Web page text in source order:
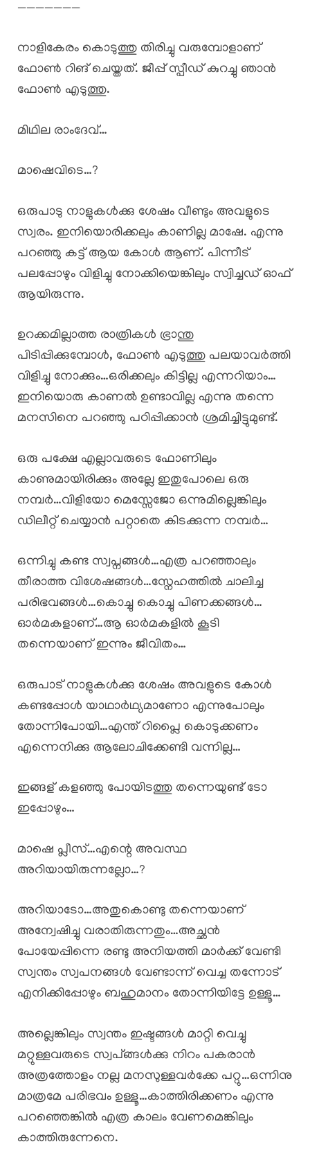
———————
നാളികേരം കൊടുത്തു തിരിച്ചു വരുമ്പോളാണ്
ഫോൺ റിങ് ചെയ്തത്. ജീപ്പ് സ്പീഡ് കുറച്ചു ഞാൻ
ഫോൺ എടുത്തു.
മിഥില രാംദേവ്…
മാഷെവിടെ…?
ഒരുപാടു നാളുകൾക്കു ശേഷം വീണ്ടും അവളുടെ
സ്വരം. ഇനിയൊരിക്കലും കാണില്ല മാഷേ. എന്നു
പറഞ്ഞു കട്ട് ആയ കോൾ ആണ്. പിന്നീട്‌
പലപ്പോഴും വിളിച്ചു നോക്കിയെങ്കിലും സ്വിച്ചഡ് ഓഫ്
ആയിരുന്നു.
ഉറക്കമില്ലാത്ത രാത്രികൾ ഭ്രാന്തു
പിടിപ്പിക്കുമ്പോൾ, ഫോൺ എടുത്തു പലയാവർത്തി
വിളിച്ചു നോക്കും…ഒരിക്കലും കിട്ടില്ല എന്നറിയാം…
ഇനിയൊരു കാണൽ ഉണ്ടാവില്ല എന്നു തന്നെ
മനസിനെ പറഞ്ഞു പഠിപ്പിക്കാൻ ശ്രമിച്ചിട്ടുമുണ്ട്.
ഒരു പക്ഷേ എല്ലാവരുടെ ഫോണിലും
കാണുമായിരിക്കും അല്ലേ ഇതുപോലെ ഒരു
നമ്പർ…വിളിയോ മെസ്സേജോ ഒന്നുമില്ലെങ്കിലും
ഡിലീറ്റ് ചെയ്യാൻ പറ്റാതെ കിടക്കുന്ന നമ്പർ…
ഒന്നിച്ചു കണ്ട സ്വപ്നങ്ങൾ…എത്ര പറഞ്ഞാലും
തീരാത്ത വിശേഷങ്ങൾ…സ്നേഹത്തിൽ ചാലിച്ച
പരിഭവങ്ങൾ…കൊച്ചു കൊച്ചു പിണക്കങ്ങൾ…
ഓർമകളാണ്…ആ ഓർമകളിൽ കൂടി
തന്നെയാണ് ഇന്നും ജീവിതം…
ഒരുപാട് നാളുകൾക്കു ശേഷം അവളുടെ കോൾ
കണ്ടപ്പോൾ യാഥാർഥ്യമാണോ എന്നുപോലും
തോന്നിപോയി…എന്ത് റിപ്ലൈ കൊടുക്കണം
എന്നെനിക്കു ആലോചിക്കേണ്ടി വന്നില്ല…
ഇങ്ങള് കളഞ്ഞു പോയിടത്തു തന്നെയുണ്ട് ടോ
ഇപ്പോഴും…
മാഷെ പ്ലീസ്…എന്റെ അവസ്ഥ
അറിയായിരുന്നല്ലോ…?
അറിയാടോ…അതുകൊണ്ടു തന്നെയാണ്
അന്വേഷിച്ചു വരാതിരുന്നതും…അച്ഛൻ
പോയേപ്പിന്നെ രണ്ടു അനിയത്തി മാർക്ക്‌ വേണ്ടി
സ്വന്തം സ്വപനങ്ങൾ വേണ്ടാന്ന് വെച്ച തന്നോട്
എനിക്കിപ്പോഴും ബഹുമാനം തോന്നിയിട്ടേ ഉള്ളൂ…
അല്ലെങ്കിലും സ്വന്തം ഇഷ്ടങ്ങൾ മാറ്റി വെച്ചു
മറ്റുള്ളവരുടെ സ്വപ്ങ്ങൾക്കു നിറം പകരാൻ
അത്രത്തോളം നല്ല മനസുള്ളവർക്കേ പറ്റു…ഒന്നിനു
മാത്രമേ പരിഭവം ഉള്ളൂ…കാത്തിരിക്കണം എന്നു
പറഞ്ഞെങ്കിൽ എത്ര കാലം വേണമെങ്കിലും
കാത്തിരുന്നേനെ.